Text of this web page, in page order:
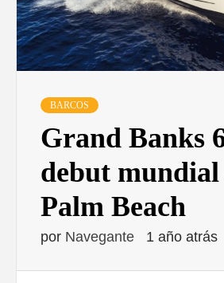
BARCOS
Grand Banks
debut mundial
Palm Beach
por Navegante 1 año atrás